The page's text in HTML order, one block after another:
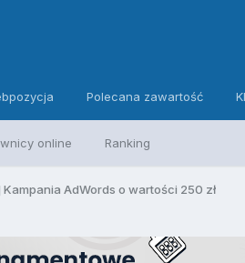
online Ranking
Polecana zawartość
AdWords o wartości 250 zł